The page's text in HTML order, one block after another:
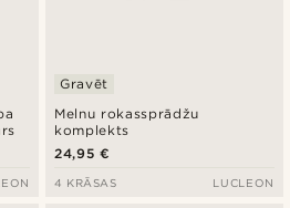
Melnu rokassprādžu
komplekts
Gravēt
24,95 €
4 KRĀSAS LUCLEON